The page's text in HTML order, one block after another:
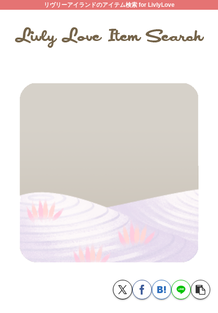
リヴリーアイランドのアイテム検索 for LivlyLove